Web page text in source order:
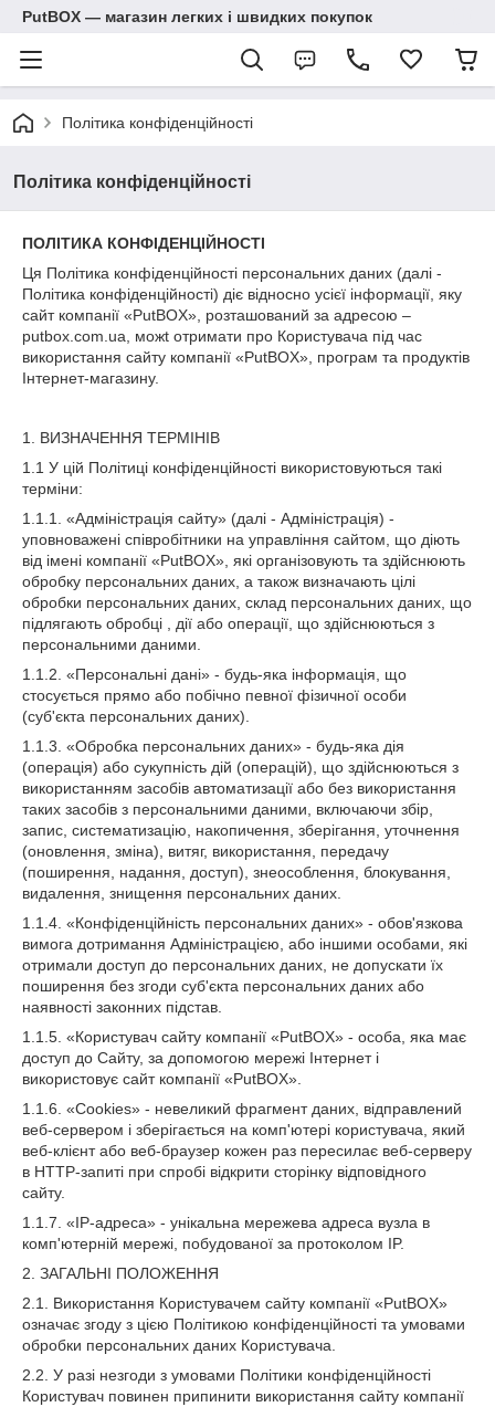
PutBOX — магазин легких і швидких покупок
Політика конфіденційності
Політика конфіденційності
ПОЛІТИКА КОНФІДЕНЦІЙНОСТІ
Ця Політика конфіденційності персональних даних (далі -
Політика конфіденційності) діє відносно усієї інформації, яку
сайт компанії «PutBOX», розташований за адресою –
putbox.com.ua, можt отримати про Користувача під час
використання сайту компанії «PutBOX», програм та продуктів
Інтернет-магазину.
1. ВИЗНАЧЕННЯ ТЕРМІНІВ
1.1 У цій Політиці конфіденційності використовуються такі
терміни:
1.1.1. «Адміністрація сайту» (далі - Адміністрація) -
уповноважені співробітники на управління сайтом, що діють
від імені компанії «PutBOX», які організовують та здійснюють
обробку персональних даних, а також визначають цілі
обробки персональних даних, склад персональних даних, що
підлягають обробці , дії або операції, що здійснюються з
персональними даними.
1.1.2. «Персональні дані» - будь-яка інформація, що
стосується прямо або побічно певної фізичної особи
(суб'єкта персональних даних).
1.1.3. «Обробка персональних даних» - будь-яка дія
(операція) або сукупність дій (операцій), що здійснюються з
використанням засобів автоматизації або без використання
таких засобів з персональними даними, включаючи збір,
запис, систематизацію, накопичення, зберігання, уточнення
(оновлення, зміна), витяг, використання, передачу
(поширення, надання, доступ), знеособлення, блокування,
видалення, знищення персональних даних.
1.1.4. «Конфіденційність персональних даних» - обов'язкова
вимога дотримання Адміністрацією, або іншими особами, які
отримали доступ до персональних даних, не допускати їх
поширення без згоди суб'єкта персональних даних або
наявності законних підстав.
1.1.5. «Користувач сайту компанії «PutBOX» - особа, яка має
доступ до Сайту, за допомогою мережі Інтернет і
використовує сайт компанії «PutBOX».
1.1.6. «Cookies» - невеликий фрагмент даних, відправлений
веб-сервером і зберігається на комп'ютері користувача, який
веб-клієнт або веб-браузер кожен раз пересилає веб-серверу
в HTTP-запиті при спробі відкрити сторінку відповідного
сайту.
1.1.7. «IP-адреса» - унікальна мережева адреса вузла в
комп'ютерній мережі, побудованої за протоколом IP.
2. ЗАГАЛЬНІ ПОЛОЖЕННЯ
2.1. Використання Користувачем сайту компанії «PutBOX»
означає згоду з цією Політикою конфіденційності та умовами
обробки персональних даних Користувача.
2.2. У разі незгоди з умовами Політики конфіденційності
Користувач повинен припинити використання сайту компанії